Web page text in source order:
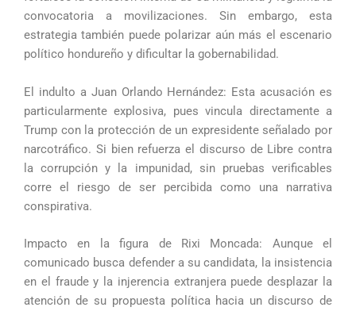
convocatoria a movilizaciones. Sin embargo, esta
estrategia también puede polarizar aún más el escenario
político hondureño y dificultar la gobernabilidad.
El indulto a Juan Orlando Hernández: Esta acusación es
particularmente explosiva, pues vincula directamente a
Trump con la protección de un expresidente señalado por
narcotráfico. Si bien refuerza el discurso de Libre contra
la corrupción y la impunidad, sin pruebas verificables
corre el riesgo de ser percibida como una narrativa
conspirativa.
Impacto en la figura de Rixi Moncada: Aunque el
comunicado busca defender a su candidata, la insistencia
en el fraude y la injerencia extranjera puede desplazar la
atención de su propuesta política hacia un discurso de